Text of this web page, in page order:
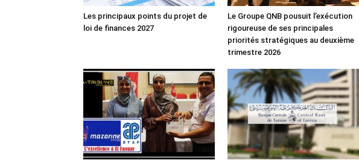
Les principaux points du projet de
loi de finances 2027
Le Groupe QNB pousuit l’exécution
rigoureuse de ses principales
priorités stratégiques au deuxième
trimestre 2026